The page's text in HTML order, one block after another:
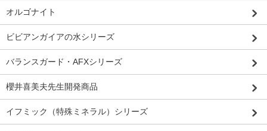
オルゴナイト
ビビアンガイアの水シリーズ
バランスガード・AFXシリーズ
櫻井喜美夫先生開発商品
イフミック（特殊ミネラル）シリーズ